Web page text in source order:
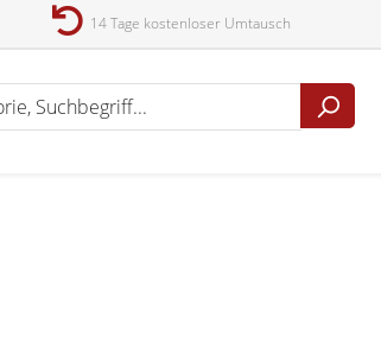
14 Tage kostenloser Umtausch